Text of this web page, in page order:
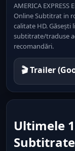
AMERICA EXPRESS
Online Subtitrat in
calitate HD.
subtitrate/traduse
recomandări.
🎬 Trailer
Ultimele